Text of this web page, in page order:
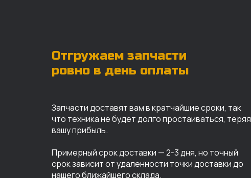
Отгружаем запчасти
ровно в день оплаты
Запчасти доставят вам в кратчайшие сроки, так
что техника не будет долго простаиваться, теряя
вашу прибыль.
Примерный срок доставки — 2-3 дня, но точный
срок зависит от удаленности точки доставки до
нашего ближайшего склада.